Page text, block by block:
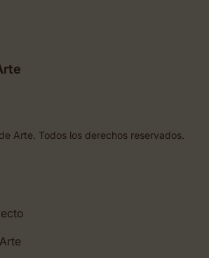
Arte. Todos los derechos reservados.